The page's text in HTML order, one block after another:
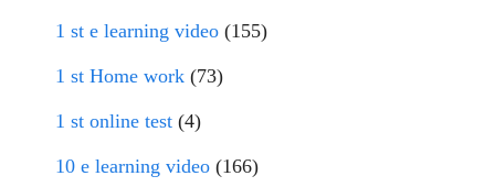
1 st e learning video (155)
1 st Home work (73)
1 st online test (4)
10 e learning video (166)